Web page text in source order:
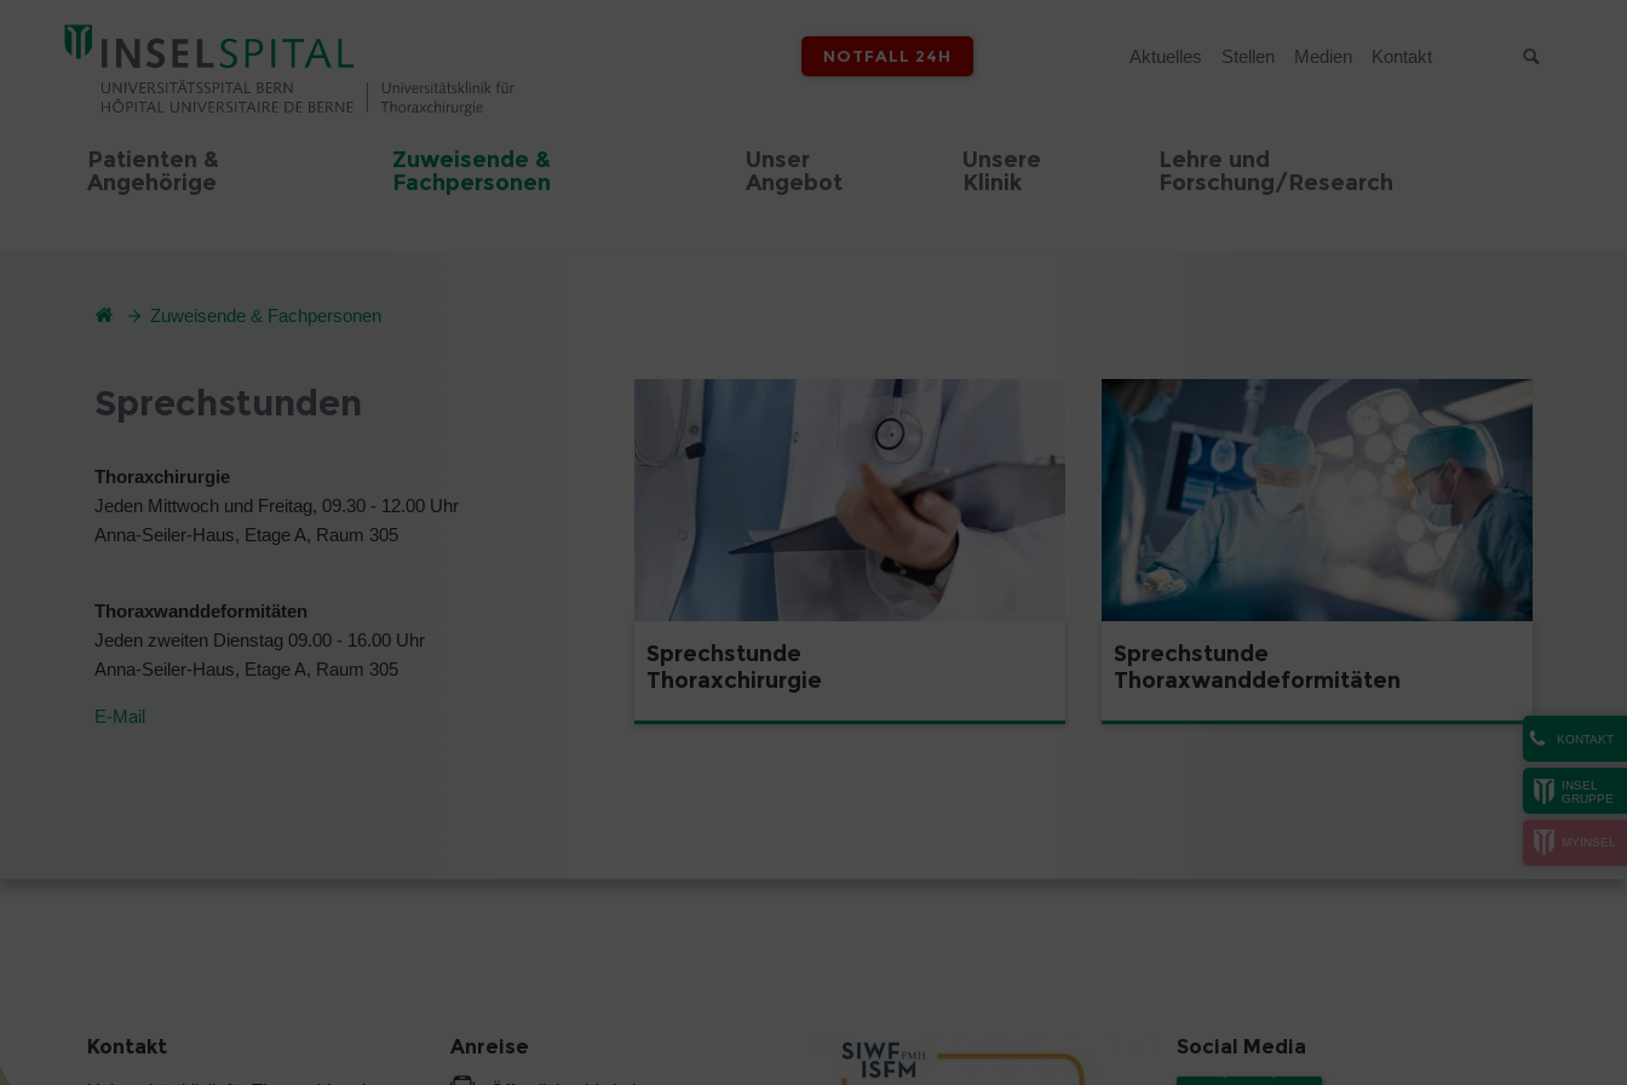
NOTFALL 24H Aktuelles Stellen Medien Kontakt
Patienten &
Angehörige
Zuweisende &
Fachpersonen
Unser
Angebot
Unsere
Klinik
Lehre und
Forschung/Research
KONTAKT
INSEL
GRUPPE
MYINSEL
Zuweisende & Fachpersonen
Sprechstunden
Thoraxchirurgie
Jeden Mittwoch und Freitag, 09.30 - 12.00 Uhr
Anna-Seiler-Haus, Etage A, Raum 305
Thoraxwanddeformitäten
Jeden zweiten Dienstag 09.00 - 16.00 Uhr
Anna-Seiler-Haus, Etage A, Raum 305
E-Mail
Sprechstunde
Thoraxchirurgie
Sprechstunde
Thoraxwanddeformitäten
Kontakt Anreise Social Media